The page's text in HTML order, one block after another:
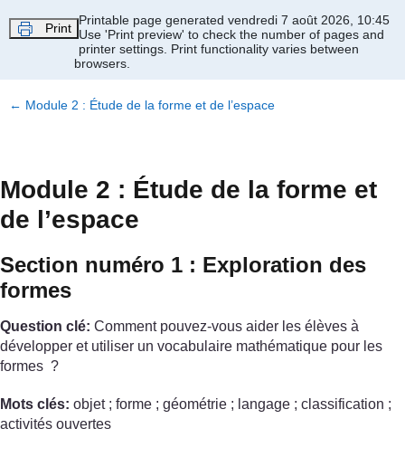
Print
Printable page generated vendredi 7 août 2026, 10:45
Use 'Print preview' to check the number of pages and
printer settings. Print functionality varies between
browsers.
← Module 2 : Étude de la forme et de l’espace
Module 2 : Étude de la forme et
de l’espace
Section numéro 1 : Exploration des
formes
Question clé: Comment pouvez-vous aider les élèves à
développer et utiliser un vocabulaire mathématique pour les
formes ?
Mots clés: objet ; forme ; géométrie ; langage ; classification ;
activités ouvertes